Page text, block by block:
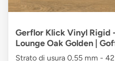
Gerflor Klick Vinyl Rigid
Lounge Oak Golden |
Strato di usura 0,55 mm -